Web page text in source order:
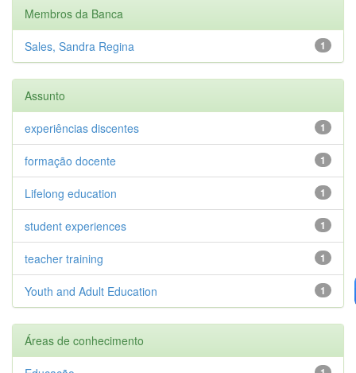
Membros da Banca
1
Sales, Sandra Regina
Assunto
1
experiências discentes
1
formação docente
1
Lifelong education
1
student experiences
1
teacher training
1
Youth and Adult Education
Áreas de conhecimento